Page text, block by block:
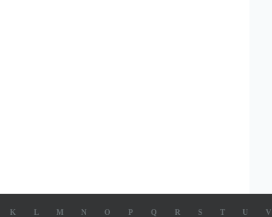
K L M N O P Q R S T U V